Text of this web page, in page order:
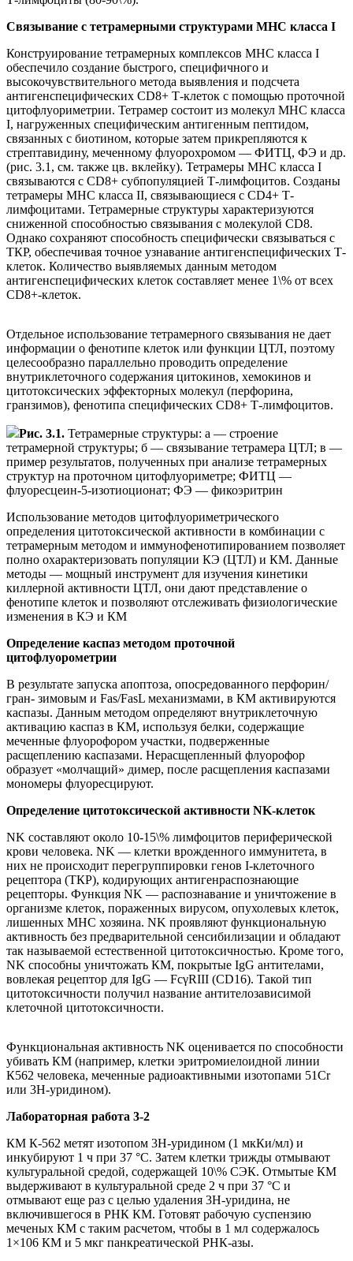
Связывание с тетрамерными структурами MHC класса I
Конструирование тетрамерных комплексов MHC класса I
обеспечило создание быстрого, специфичного и
высокочувствительного метода выявления и подсчета
антигенспецифических CD8+ Т-клеток с помощью проточной
цитофлуориметрии. Тетрамер состоит из молекул MHC класса
I, нагруженных специфическим антигенным пептидом,
связанных с биотином, которые затем прикрепляются к
стрептавидину, меченному флуорохромом — ФИТЦ, ФЭ и др.
(рис. 3.1, см. также цв. вклейку). Тетрамеры MHC класса I
связываются с CD8+ субпопуляцией Т-лимфоцитов. Созданы
тетрамеры MHC класса II, связывающиеся с CD4+ Т-
лимфоцитами. Тетрамерные структуры характеризуются
сниженной способностью связывания с молекулой CD8.
Однако сохраняют способность специфически связываться с
TКР, обеспечивая точное узнавание антигенспецифических Т-
клеток. Количество выявляемых данным методом
антигенспецифических клеток составляет менее 1\% от всех
CD8+-клеток.
Отдельное использование тетрамерного связывания не дает
информации о фенотипе клеток или функции ЦТЛ, поэтому
целесообразно параллельно проводить определение
внутриклеточного содержания цитокинов, хемокинов и
цитотоксических эффекторных молекул (перфорина,
гранзимов), фенотипа специфических CD8+ Т-лимфоцитов.
Рис. 3.1. Тетрамерные структуры: а — строение
тетрамерной структуры; б — связывание тетрамера ЦТЛ; в —
пример результатов, полученных при анализе тетрамерных
структур на проточном цитофлуориметре; ФИТЦ —
флуоресцеин-5-изотиоционат; ФЭ — фикоэритрин
Использование методов цитофлуориметрического
определения цитотоксической активности в комбинации с
тетрамерным методом и иммунофенотипированием позволяет
полно охарактеризовать популяции КЭ (ЦТЛ) и КМ. Данные
методы — мощный инструмент для изучения кинетики
киллерной активности ЦТЛ, они дают представление о
фенотипе клеток и позволяют отслеживать физиологические
изменения в КЭ и КМ
Определение каспаз методом проточной
цитофлуорометрии
В результате запуска апоптоза, опосредованного перфорин/
гран- зимовым и Fas/FasL механизмами, в КМ активируются
каспазы. Данным методом определяют внутриклеточную
активацию каспаз в КМ, используя белки, содержащие
меченные флуорофором участки, подверженные
расщеплению каспазами. Нерасщепленный флуорофор
образует «молчащий» димер, после расщепления каспазами
мономеры флуоресцируют.
Определение цитотоксической активности NK-клеток
NK составляют около 10-15\% лимфоцитов периферической
крови человека. NK — клетки врожденного иммунитета, в
них не происходит перегруппировки генов I-клеточного
рецептора (ТКР), кодирующих антигенраспознающие
рецепторы. Функция NK — распознавание и уничтожение в
организме клеток, пораженных вирусом, опухолевых клеток,
лишенных МНС хозяина. NK проявляют функциональную
активность без предварительной сенсибилизации и обладают
так называемой естественной цитотоксичностью. Кроме того,
NK способны уничтожать КМ, покрытые IgG антителами,
вовлекая рецептор для IgG — FcγRIII (CD16). Такой тип
цитотоксичности получил название антителозависимой
клеточной цитотоксичности.
Функциональная активность NK оценивается по способности
убивать КМ (например, клетки эритромиелоидной линии
К562 человека, меченные радиоактивными изотопами 51Cr
или 3Н-уридином).
Лабораторная работа 3-2
КМ К-562 метят изотопом 3Н-уридином (1 мкКи/мл) и
инкубируют 1 ч при 37 °С. Затем клетки трижды отмывают
культуральной средой, содержащей 10\% СЭК. Отмытые КМ
выдерживают в культуральной среде 2 ч при 37 °С и
отмывают еще раз с целью удаления 3Н-уридина, не
включившегося в РНК КМ. Готовят рабочую суспензию
меченых КМ с таким расчетом, чтобы в 1 мл содержалось
1×106 КМ и 5 мкг панкреатической РНК-азы.